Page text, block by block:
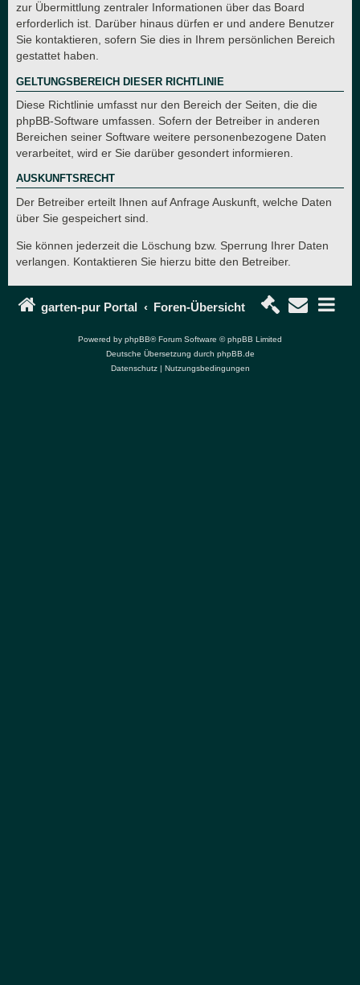
zur Übermittlung zentraler Informationen über das Board
erforderlich ist. Darüber hinaus dürfen er und andere Benutzer
Sie kontaktieren, sofern Sie dies in Ihrem persönlichen Bereich
gestattet haben.
GELTUNGSBEREICH DIESER RICHTLINIE
Diese Richtlinie umfasst nur den Bereich der Seiten, die die
phpBB-Software umfassen. Sofern der Betreiber in anderen
Bereichen seiner Software weitere personenbezogene Daten
verarbeitet, wird er Sie darüber gesondert informieren.
AUSKUNFTSRECHT
Der Betreiber erteilt Ihnen auf Anfrage Auskunft, welche Daten
über Sie gespeichert sind.
Sie können jederzeit die Löschung bzw. Sperrung Ihrer Daten
verlangen. Kontaktieren Sie hierzu bitte den Betreiber.
garten-pur Portal Foren-Übersicht
Powered by phpBB® Forum Software © phpBB Limited
Deutsche Übersetzung durch phpBB.de
Datenschutz| Nutzungsbedingungen